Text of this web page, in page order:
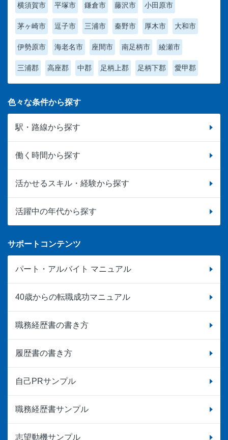
横須賀市
平塚市 鎌倉市 藤沢市 小田原市
茅ヶ崎市 逗子市 三浦市 秦野市 厚木市 大和市
伊勢原市 海老名市 座間市 南足柄市 綾瀬市
三浦郡 高座郡 中郡 足柄上郡 足柄下郡 愛甲郡
色々な条件から探す
駅・路線から探す
働く時間から探す
活かせるスキル・経験から探す
活躍中の年代から探す
サポートコンテンツ
パート・アルバイト マニュアル
40歳からの転職成功マニュアル
職務経歴書の書き方
履歴書の書き方
自己PRサンプル
職務経歴書サンプル
志望動機サンプル